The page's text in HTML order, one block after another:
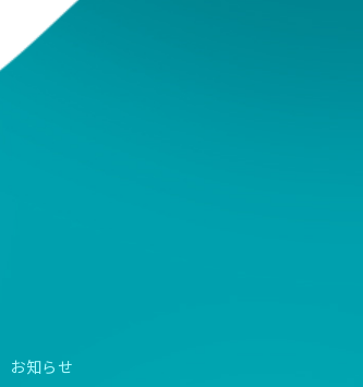
お知らせ